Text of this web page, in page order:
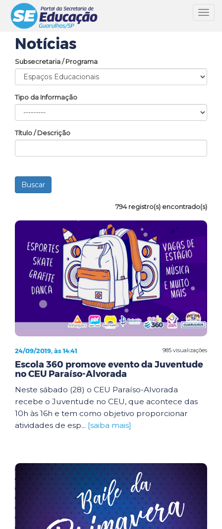
Notícias
Subsecretaria / Programa
Tipo da Informação
Título / Descrição
794 registro(s) encontrado(s)
985 visualizações
24/09/2019, às 14:41
Escola 360 promove evento da Juventude
no CEU Paraíso-Alvorada
Neste sábado (28) o CEU Paraíso-Alvorada
recebe o Juventude no CEU, que acontece das
10h às 16h e tem como objetivo proporcionar
atividades de esp... [saiba mais]